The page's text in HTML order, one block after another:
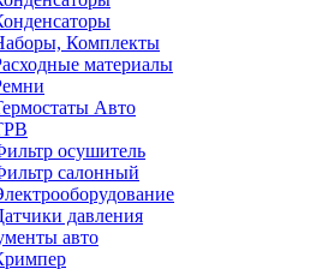
Комплекты
материалы
Авто
осушитель
салонный
давления
авто